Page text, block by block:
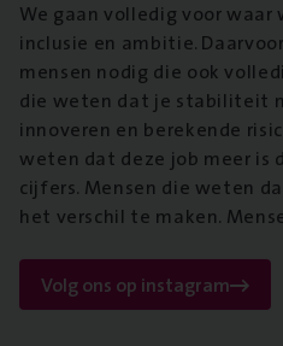
We gaan volledig voor
inclusie en ambitie.
mensen nodig die ook
die weten dat je stabiliteit
innoveren en berekende
weten dat deze job meer is
cijfers. Mensen die weten
het verschil te maken.
Volg ons op instagram